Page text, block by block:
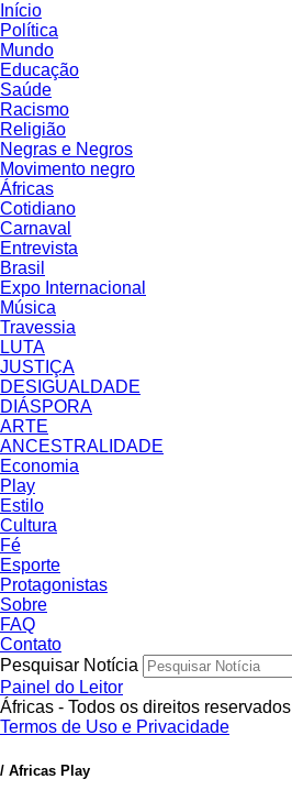
Início
Política
Mundo
Educação
Saúde
Racismo
Religião
Negras e Negros
Movimento negro
Áfricas
Cotidiano
Carnaval
Entrevista
Brasil
Expo Internacional
Música
Travessia
LUTA
JUSTIÇA
DESIGUALDADE
DIÁSPORA
ARTE
ANCESTRALIDADE
Economia
Play
Estilo
Cultura
Fé
Esporte
Protagonistas
Sobre
FAQ
Contato
Pesquisar Notícia
Painel do Leitor
Áfricas - Todos os direitos reservados
Termos de Uso e Privacidade
/ Africas Play